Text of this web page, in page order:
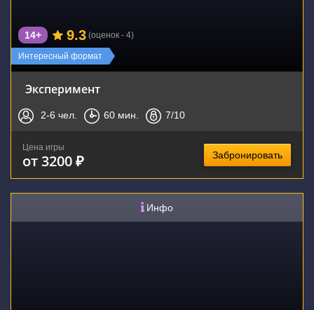
Интересный формат
14+ 9.3 (оценок - 4)
Эксперимент
2-6 чел. 60 мин. 7/10
Цена игры
от 3200 ₽ Забронировать
Инфо